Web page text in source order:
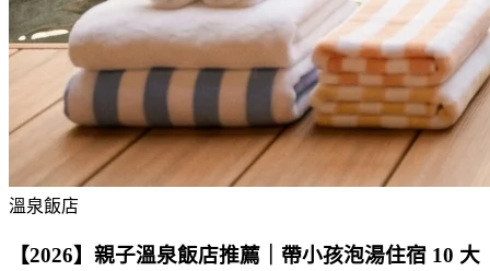
溫泉飯店
【2026】親子溫泉飯店推薦｜帶小孩泡湯住宿 10 大